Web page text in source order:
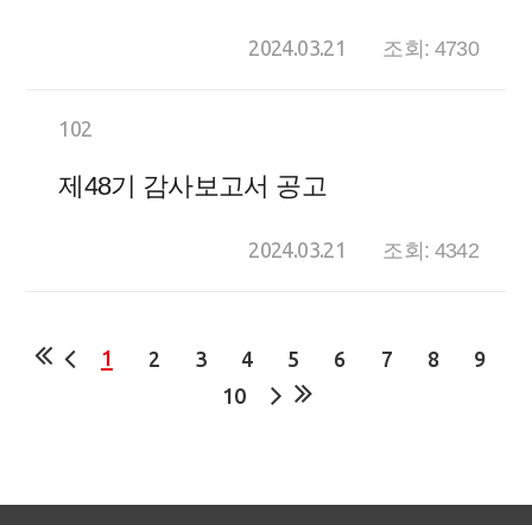
2024.03.21 조회: 4730
102
제48기 감사보고서 공고
2024.03.21 조회: 4342
1 2 3 4 5 6 7 8
9
10